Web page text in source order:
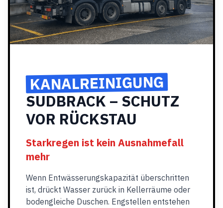
KANALREINIGUNG
SUDBRACK – SCHUTZ
VOR RÜCKSTAU
Starkregen ist kein Ausnahmefall
mehr
Wenn Entwässerungskapazität überschritten
ist, drückt Wasser zurück in Kellerräume oder
bodengleiche Duschen. Engstellen entstehen